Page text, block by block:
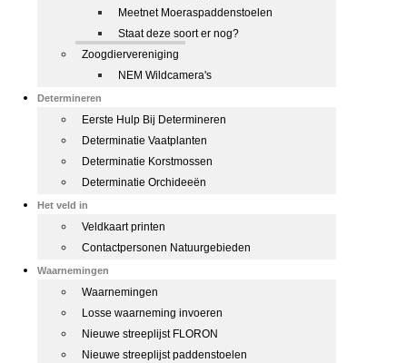
Meetnet Moeraspaddenstoelen
Staat deze soort er nog?
Zoogdiervereniging
NEM Wildcamera's
Determineren
Eerste Hulp Bij Determineren
Determinatie Vaatplanten
Determinatie Korstmossen
Determinatie Orchideeën
Het veld in
Veldkaart printen
Contactpersonen Natuurgebieden
Waarnemingen
Waarnemingen
Losse waarneming invoeren
Nieuwe streeplijst FLORON
Nieuwe streeplijst paddenstoelen